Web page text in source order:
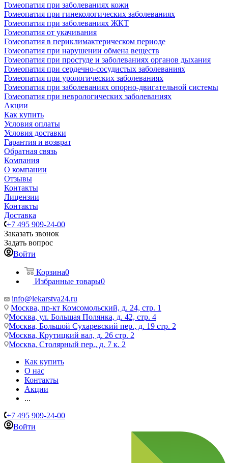
Гомеопатия при заболеваниях кожи
Гомеопатия при гинекологических заболеваниях
Гомеопатия при заболеваниях ЖКТ
Гомеопатия от укачивания
Гомеопатия в периклимактерическом периоде
Гомеопатия при нарушении обмена веществ
Гомеопатия при простуде и заболеваниях органов дыхания
Гомеопатия при сердечно-сосудистых заболеваниях
Гомеопатия при урологических заболеваниях
Гомеопатия при заболеваниях опорно-двигательной системы
Гомеопатия при неврологических заболеваниях
Акции
Как купить
Условия оплаты
Условия доставки
Гарантия и возврат
Обратная связь
Компания
О компании
Отзывы
Контакты
Лицензии
Контакты
Доставка
+7 495 909-24-00
Заказать звонок
Задать вопрос
Войти
Корзина0
Избранные товары0
info@lekarstva24.ru
Москва, пр-кт Комсомольский, д. 24, стр. 1
Москва, ул. Большая Полянка, д. 42, стр. 4
Москва, Большой Сухаревский пер., д. 19 стр. 2
Москва, Крутицкий вал, д. 26 стр. 2
Москва, Столярный пер., д. 7 к. 2
Как купить
О нас
Контакты
Акции
...
+7 495 909-24-00
Войти